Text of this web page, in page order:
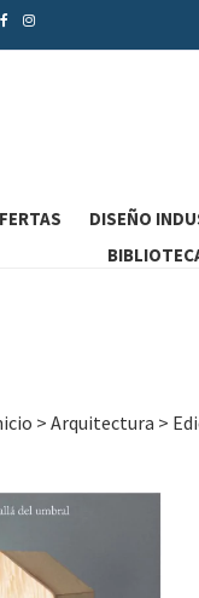
DISEÑO
> Arquitectura >